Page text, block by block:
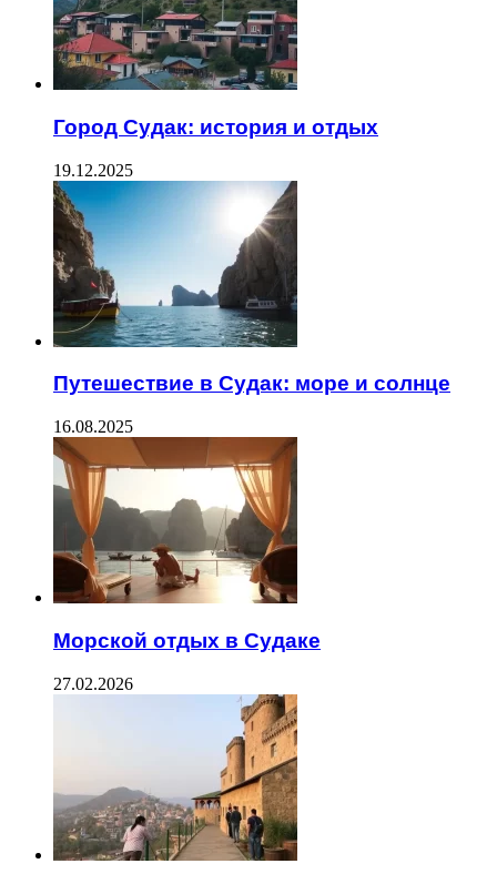
Город Судак: история и отдых
19.12.2025
Путешествие в Судак: море и солнце
16.08.2025
Морской отдых в Судаке
27.02.2026